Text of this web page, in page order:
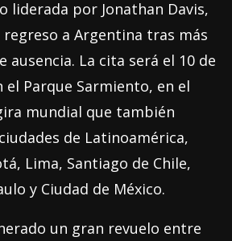
liderada por Jonathan Davis,
regreso a Argentina tras más
ausencia. La cita será el 10 de
el Parque Sarmiento, en el
mundial que también
de Latinoamérica,
Lima, Santiago de Chile,
y Ciudad de México.
un gran revuelo entre